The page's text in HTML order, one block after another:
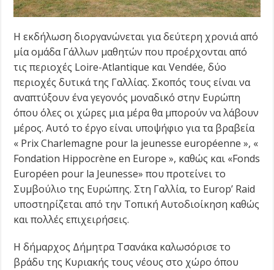
Η εκδήλωση διοργανώνεται για δεύτερη χρονιά από
μία ομάδα Γάλλων μαθητών που προέρχονται από
τις περιοχές Loire-Atlantique και Vendée, δύο
περιοχές δυτικά της Γαλλίας. Σκοπός τους είναι να
αναπτύξουν ένα γεγονός μοναδικό στην Ευρώπη
όπου όλες οι χώρες μια μέρα θα μπορούν να λάβουν
μέρος. Αυτό το έργο είναι υποψήφιο για τα βραβεία
« Prix Charlemagne pour la jeunesse européenne », «
Fondation Hippocrène en Europe », καθώς και «Fonds
Européen pour la Jeunesse» που προτείνει το
Συμβούλιο της Ευρώπης. Στη Γαλλία, το Europ’ Raid
υποστηρίζεται από την Τοπική Αυτοδιοίκηση καθώς
και πολλές επιχειρήσεις.
Η δήμαρχος Δήμητρα Τσανάκα καλωσόρισε το
βράδυ της Κυριακής τους νέους στο χώρο όπου